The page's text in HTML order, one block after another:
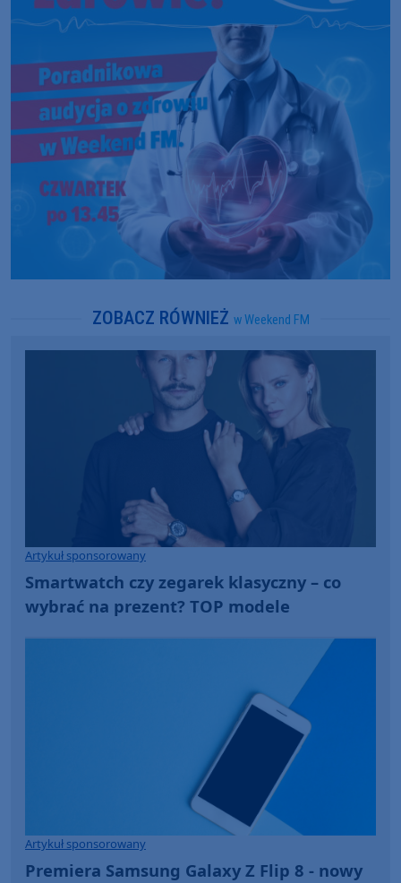
ZOBACZ RÓWNIEŻ w Weekend FM
Artykuł sponsorowany
Smartwatch czy zegarek klasyczny – co
wybrać na prezent? TOP modele
Artykuł sponsorowany
Premiera Samsung Galaxy Z Flip 8 - nowy